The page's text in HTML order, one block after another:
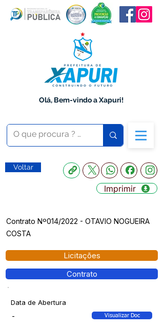
Olá, Bem-vindo a Xapuri!
Voltar
Imprimir
Contrato Nº014/2022 - OTAVIO NOGUEIRA
COSTA
Licitações
Contrato
Data de Abertura
- Visualizar Doc